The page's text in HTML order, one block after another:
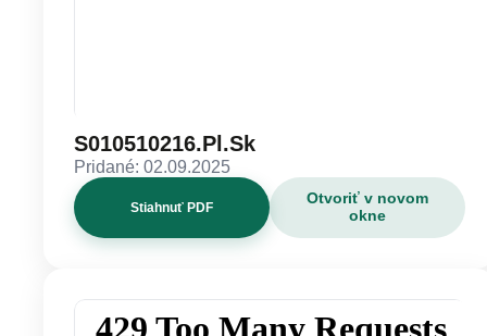
S010510216.Pl.Sk
Pridané: 02.09.2025
Stiahnuť PDF
Otvoriť v novom
okne